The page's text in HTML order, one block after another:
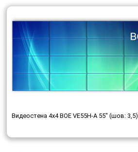
Видеостена 4x4 BOE VE55H-A 55" (шов: 3,5)